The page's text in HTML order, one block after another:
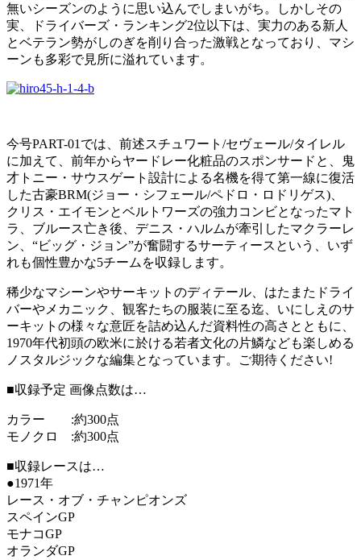
無いシーズンのように思い込んでしまいがち。しかしその
実、ドライバーズ・ランキング2位以下は、実力のある新人
とベテラン勢がしのぎを削り合った激戦となっており、マシ
ーンも多彩で見所に溢れています。
今号PART-01では、前述スチュワート/セヴェール/タイレル
に加えて、前年からヤードレー化粧品のスポンサードと、鬼
才トニー・サウスゲート設計による名機を得て第一線に復活
した古豪BRM(ジョー・シフェール/ペドロ・ロドリゲス)、
クリス・エイモンとベルトワーズの強力コンビとなったマト
ラ、ブルース亡き後、デニス・ハルムが牽引したマクラーレ
ン、“ビッグ・ジョン”が奮闘するサーティースという、いず
れも個性豊かな5チームを収録します。
稀少なマシーンやサーキットのディテール、はたまたドライ
バーやメカニック、観客たちの服装に至る迄、いにしえのサ
ーキットの様々な意匠を詰め込んだ資料性の高さとともに、
1970年代初頭の欧米に於ける若者文化の片鱗なども楽しめる
ノスタルジックな編集となっています。ご期待ください!
■収録予定 画像点数は…
カラー :約300点
モノクロ :約300点
■収録レースは…
●1971年
レース・オブ・チャンピオンズ
スペインGP
モナコGP
オランダGP